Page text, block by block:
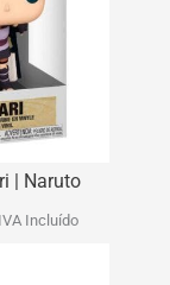
| Naruto
IVA Incluído